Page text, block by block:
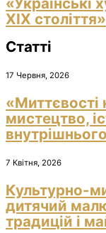
ХІХ століття»
Статті
17 Червня, 2026
«Миттєвості
мистецтво,
7 Квітня, 2026
Культурно-
дитячий
традицій і